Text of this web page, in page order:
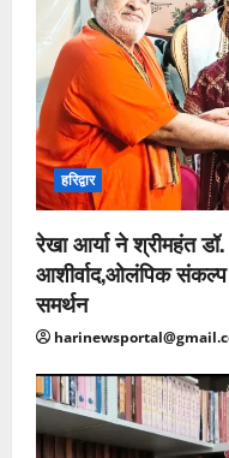
हरिद्वार
रेखा आर्या ने श्रीमहंत डॉ.
आशीर्वाद,ओलंपिक संकल्प
समर्थन